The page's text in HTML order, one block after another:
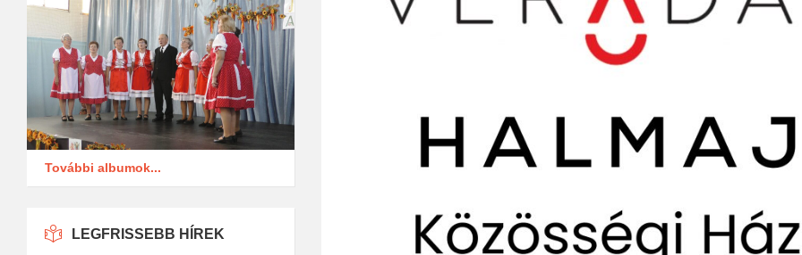
További albumok...
LEGFRISSEBB HÍREK